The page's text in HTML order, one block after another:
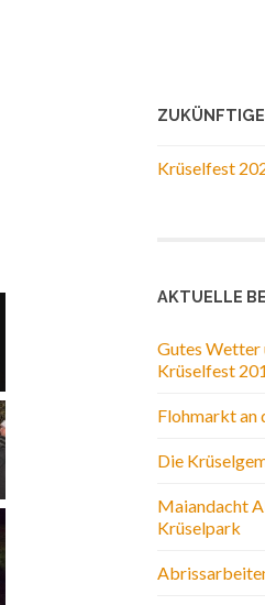
Krüselfest
AKTUELLE
Gutes Wetter
Krüselfest
Flohmarkt an
Die
Maiandacht
Krüselpark